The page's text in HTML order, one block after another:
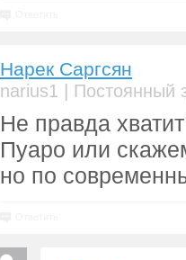
Нарек Саргсян
narius1 | Постоянный
Не правда
Пуаро или
но по